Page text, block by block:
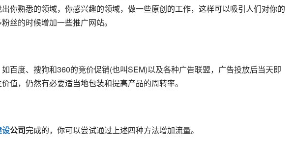
你熟悉的领域，你感兴趣的领域，做一些原创的工作，这样可以吸引人们对你的
丝的时候增加一些推广网站。
度、搜狗和360的竞价促销(也叫SEM)以及各种广告联盟，广告投放后当天即
值，仍然有必要适当地包装和提高产品的周转率。
设公司完成的，你可以尝试通过上述四种方法增加流量。